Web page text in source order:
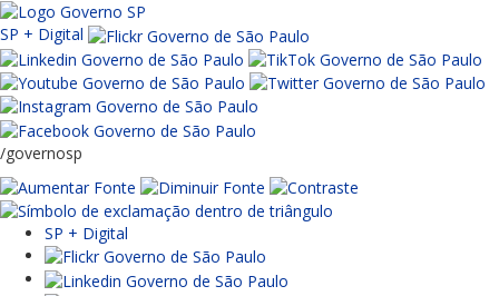
SP + Digital
/governosp
SP + Digital